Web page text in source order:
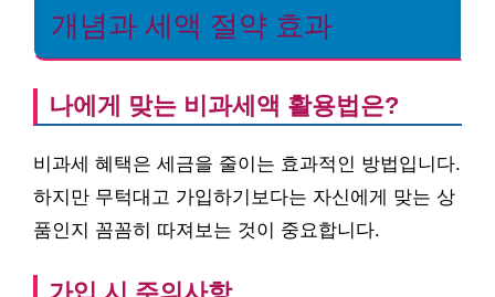
개념과 세액 절약 효과
나에게 맞는 비과세액 활용법은?
비과세 혜택은 세금을 줄이는 효과적인 방법입니다.
하지만 무턱대고 가입하기보다는 자신에게 맞는 상
품인지 꼼꼼히 따져보는 것이 중요합니다.